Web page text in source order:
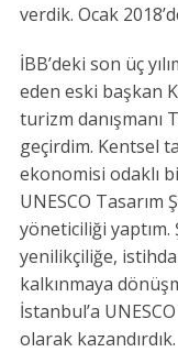
verdik. Ocak
İBB’deki son üç
eden eski başkan
turizm danışmanı
geçirdim. Kentsel
ekonomisi odaklı
UNESCO Tasarım
yöneticiliği yaptım.
yenilikçiliğe,
kalkınmaya
İstanbul’a
olarak kazandırdık.